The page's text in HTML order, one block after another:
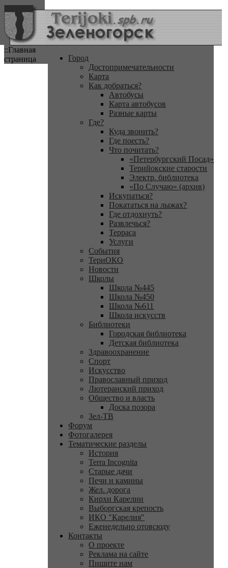
::Главная
страница
Город
Достопримечательности
Карта
Как добраться?
Автобусы
Карта автобусов
Разные карты
Где?
Куда звонить?
Где поесть?
Что почитать?
«Петербургский Посад»
Терийокские старости
Электр. библиотека
«По Случаю» (архив)
Искупаться?
Покататься на лыжах?
Где отдохнуть?
Развлечься?
Терраса
Услуги
События
ТериОКО
Новости
Школы
Школа №445
Школа №450
Школа №611
Школа искусств
Библиотеки
Городская библиотека
Детская библиотека
Здравоохранение
Спорт
Искусство
Православный приход
Лютеранский приход
Общество и власть
Доска позора
Зел-ТВ
Форум
Фотогалерея
Тематические разделы
История
Terra Incognita
Старые дачи
Печи и камины
Жел. дорога
Кирхи Карелии
Выборгская крепость
ИКО "Карелия"
Еженедельно отовсюду
Контакты
О проекте
Реклама на сайте
Пишите нам